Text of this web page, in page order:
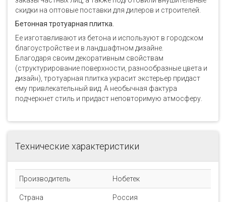
скидки на оптовые поставки для дилеров и строителей.
Бетонная тротуарная плитка.
Ее изготавливают из бетона и используют в городском
благоустройстве и в ландшафтном дизайне.
Благодаря своим декоративным свойствам
(структурирование поверхности, разнообразные цвета и
дизайн), тротуарная плитка украсит экстерьер придаст
ему привлекательный вид. А необычная фактура
подчеркнет стиль и придаст неповторимую атмосферу.
Технические характеристики
Производитель Нобетек
Страна Россия